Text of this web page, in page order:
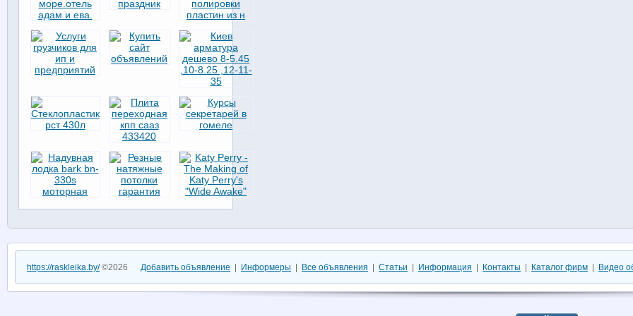
https://raskleika.by/©2026 Добавить объявление | Информеры | Все объявления | Статьи | Информация | Контакты | Каталог фирм | Видео